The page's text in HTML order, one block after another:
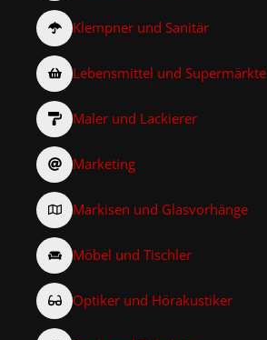
Klempner und Sanitär
Lebensmittel und Supermärkte
Maler und Lackierer
Marketing
Markisen und Glasvorhänge
Möbel und Tischler
Optiker und Hörakustiker